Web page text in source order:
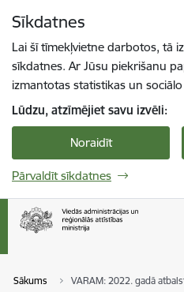
Sīkdatnes
Lai šī tīmekļvietne darbotos, tā
sīkdatnes. Ar Jūsu piekrišanu
izmantotas statistikas un
Lūdzu, atzīmējiet savu izvēli:
Noraidīt
Pārvaldīt sīkdatnes
Sākums VARAM: 2022. gadā